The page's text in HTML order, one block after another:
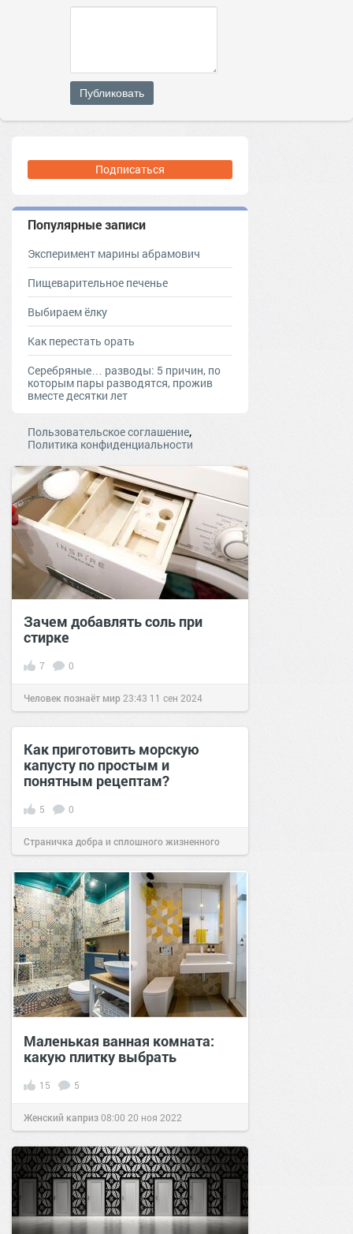
Публиковать
Подписаться
Популярные записи
Эксперимент марины абрамович
Пищеварительное печенье
Выбираем ёлку
Как перестать орать
Серебряные… разводы: 5 причин, по
которым пары разводятся, прожив
вместе десятки лет
Пользовательское соглашение,
Политика конфиденциальности
Зачем добавлять соль при
стирке
7 0
Человек познаёт мир 23:43 11 сен 2024
Как приготовить морскую
капусту по простым и
понятным рецептам?
5 0
Страничка добра и сплошного жизненного
позитива! 14:26 09 янв 2020
Маленькая ванная комната:
какую плитку выбрать
15 5
Женский каприз08:00 20 ноя 2022